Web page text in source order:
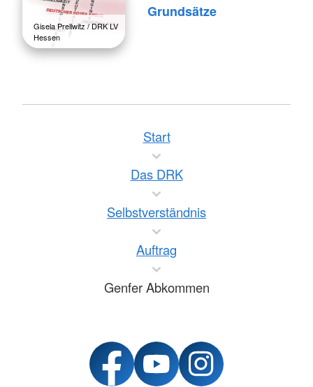
Gisela Prellwitz / DRK LV
Hessen
Grundsätze
Start
Das DRK
Selbstverständnis
Auftrag
Genfer Abkommen